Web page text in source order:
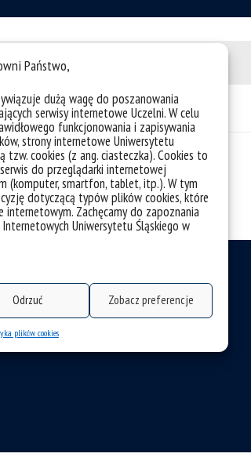
Państwo,
dużą wagę do poszanowania
serwisy internetowe Uczelni. W celu
funkcjonowania i zapisywania
strony internetowe Uniwersytetu
tzw. cookies (z ang. ciasteczka). Cookies to
do przeglądarki internetowej
(komputer, smartfon, tablet, itp.). W tym
dotyczącą typów plików cookies, które
Zachęcamy do zapoznania
Uniwersytetu Śląskiego w
Odrzuć Zobacz preferencje
plików cookies
CINiBA